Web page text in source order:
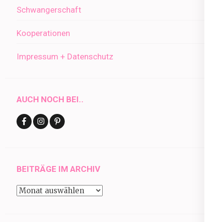
Schwangerschaft
Kooperationen
Impressum + Datenschutz
AUCH NOCH BEI..
BEITRÄGE IM ARCHIV
Beiträge